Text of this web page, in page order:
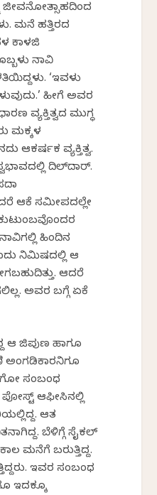
ಮನೆ ಹತ್ತಿರದ
ಕಾಳಜಿ
ನಾವಿ
‘ಇವಳು
ಹೀಗೆ ಅವರ
ವ್ಯಕ್ತಿತ್ವದ ಮುಗ್ಧ
ಮಕ್ಕಳ
ಆಕರ್ಷಕ ವ್ಯಕ್ತಿತ್ವ.
ದಿಲ್‌ದಾರ್.
ಆಕೆ ಸಮೀಪದಲ್ಲೇ
ಹಿಂದಿನ
ನಿಮಿಷದಲ್ಲಿ ಆ
ಆದರೆ
ಅವರ ಬಗ್ಗೆ ಏಕೆ
ಆ ಜಿಪುಣ ಹಾಗೂ
ಅಂಗಡಿಕಾರನಿಗೂ
ಸಂಬಂಧ
ಆಫೀಸಿನಲ್ಲಿ
ಆತ
ಬೆಳಿಗ್ಗೆ ಸೈಕಲ್
ಮನೆಗೆ ಬರುತ್ತಿದ್ದ.
ಇವರ ಸಂಬಂಧ
ಇದಕ್ಕೂ